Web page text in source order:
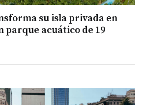
su isla privada en
parque acuático de 19